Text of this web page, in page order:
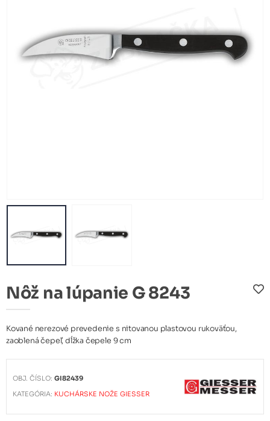
Nôž na lúpanie G 8243
Kované nerezové prevedenie s nitovanou plastovou rukoväťou,
zaoblená čepeľ, dĺžka čepele 9 cm
OBJ. ČÍSLO:GI82439
KATEGÓRIA: KUCHÁRSKE NOŽE GIESSER